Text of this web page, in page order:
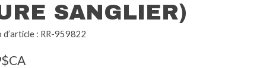
SANGLIER)
d’article : RR-959822